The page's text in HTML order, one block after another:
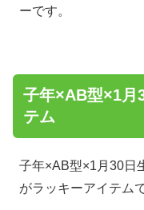
ーです。
子年×AB型×1月
テム
子年×AB型×1月30日
がラッキーアイテム